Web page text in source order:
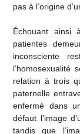
pas à l’origine
Échouant ainsi
patientes
inconsciente
l’homosexualité
relation à trois
paternelle
enfermé dans
défaut l’image
tandis que